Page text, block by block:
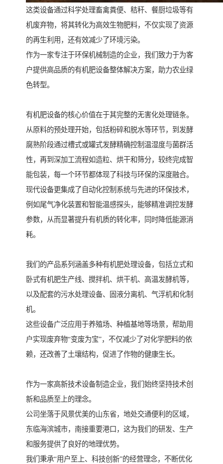
这类设备通过科学处理畜禽粪便、秸秆、餐厨垃圾等有
机废弃物，将其转化为高效生物肥料，不仅实现了资源
的再生利用，还有效减少了环境污染。
作为一家专注于环保机械制造的企业，我们致力于为客
户提供高品质的有机肥设备整体解决方案，助力农业绿
色转型。
有机肥设备的核心价值在于其完整的无害化处理链条。
从原料的预处理开始，包括粉碎和脱水等环节，到发酵
腐熟阶段通过槽式或罐式发酵精确控制温湿度与菌群活
性，再到深加工流程如造粒、烘干和筛分，较终完成智
能包装，每一个环节都体现了科技与环保的深度融合。
现代设备更集成了自动化控制系统与先进的环保技术，
例如尾气净化装置和智能温感探头，能够精准调控发酵
参数，从而显著提升有机质的转化率，同时降低能源消
耗。
我们的产品系列涵盖多种有机肥处理设备，包括立式和
卧式有机肥生产线、搅拌机、烘干机、高温发酵机等，
以及配套的污水处理设备、固液分离机、气浮机和化制
机。
这些设备广泛应用于养殖场、种植基地等场景，帮助用
户实现废弃物“变废为宝”，不仅减少了对化学肥料的依
赖，还改善了土壤结构，促进了作物的健康生长。
作为一家高新技术设备制造企业，我们始终坚持技术创
新和品质至上的理念。
公司坐落于风景优美的山东省，地处交通便利的区域，
东临海滨城市，南接重要港口，这为我们的研发、生产
和服务提供了良好的地理优势。
我们秉承“用户至上、科技创新”的经营理念，不断优化